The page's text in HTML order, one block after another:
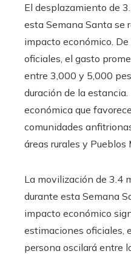
El desplazamiento de
esta Semana Santa se
impacto económico.
oficiales, el gasto
entre 3,000 y 5,000
duración de la
económica que
comunidades
áreas rurales y Pueblos
La movilización de 3.4
durante esta Semana
impacto económico
estimaciones oficiales,
persona oscilará entre